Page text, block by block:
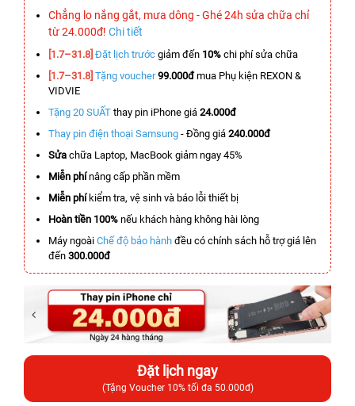
Chẳng lo nắng gắt, mưa dông - Ghé 24h sửa chữa chỉ
từ 24.000đ! Chi tiết
[1.7–31.8] Đặt lịch trước giảm đến 10% chi phí sửa chữa
[1.7–31.8] Tặng voucher 99.000đmua Phụ kiện REXON &
VIDVIE
Tặng 20 SUẤT thay pin iPhone giá 24.000đ
Thay pin điện thoại Samsung - Đồng giá 240.000đ
Sửa chữa Laptop, MacBook giảm ngay 45%
Miễn phínâng cấp phần mềm
Miễn phíkiểm tra, vệ sinh và báo lỗi thiết bị
Hoàn tiền 100% nếu khách hàng không hài lòng
Máy ngoài Chế độ bảo hành đều có chính sách hỗ trợ giá lên
đến 300.000đ
Đặt lịch ngay
(Tặng Voucher 10% tối đa 50.000đ)